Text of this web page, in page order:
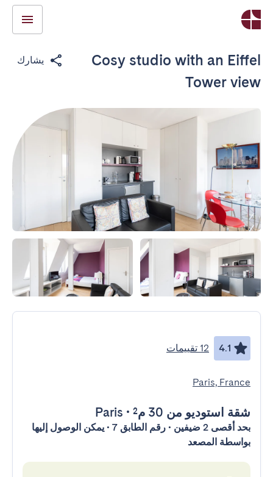
Cosy studio with an Eiffel
Tower view
يشارك
4.1 12 تقييمات
Paris, France
شقة استوديو من 30 م² •
Paris
بحد أقصى 2 ضيفين • رقم الطابق 7 • يمكن الوصول إليها
بواسطة المصعد